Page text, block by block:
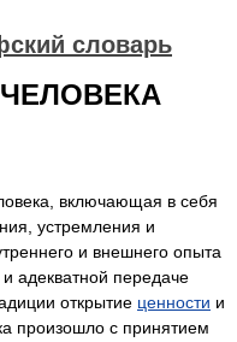
словарь
включающая в себя
устремления и
и внешнего опыта
адекватной передаче
открытие ценности и
произошло с принятием